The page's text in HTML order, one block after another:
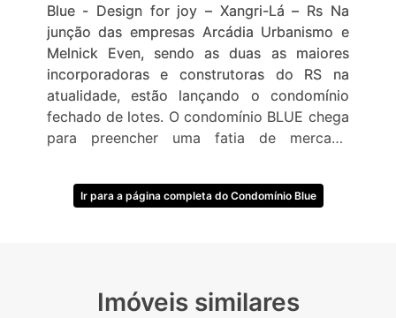
Blue - Design for joy – Xangri-Lá – Rs Na
junção das empresas Arcádia Urbanismo e
Melnick Even, sendo as duas as maiores
incorporadoras e construtoras do RS na
atualidade, estão lançando o condomínio
fechado de lotes. O condomínio BLUE chega
para preencher uma fatia de mercado
Xangri-Lá para clientes que procuram um
condomínio no centro da cidade e próximo
com terrenos de 250 m² a 460 m² . O
Ir para a página completa do Condomínio Blue
Imóveis similares